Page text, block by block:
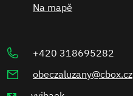
Na mapě
+420 318695282
obeczaluzany@cbox.cz